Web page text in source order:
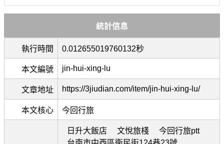
統計信息
執行時間 0.012655019760132秒
本文編號 jin-hui-xing-lu
文章地址 https://3jiudian.com/item/jin-hui-xing-lu/
本文核心 今回行旅
日升大飯店 文悅旅棧
今回行旅ptt